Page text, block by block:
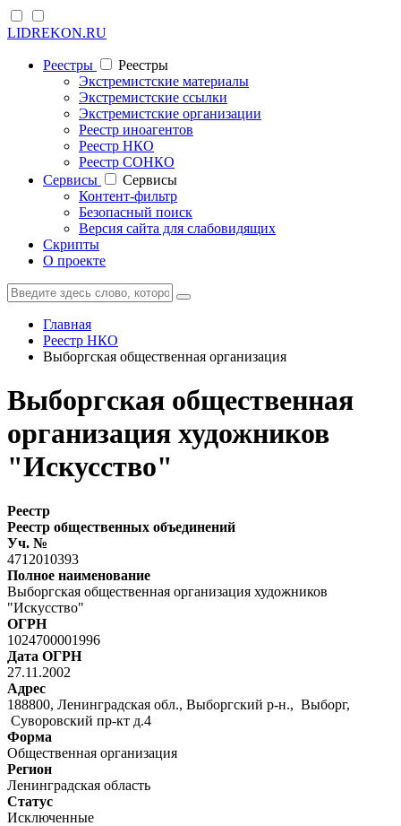
LIDREKON.RU
Реестры
Реестры
Экстремистские материалы
Экстремистские ссылки
Экстремистские организации
Реестр иноагентов
Реестр НКО
Реестр СОНКО
Cервисы
Cервисы
Контент-фильтр
Безопасный поиск
Версия сайта для слабовидящих
Скрипты
О проекте
Главная
Реестр НКО
Выборгская общественная организация
Выборгская общественная
организация художников
"Искусство"
Реестр
Реестр общественных объединений
Уч. №
4712010393
Полное наименование
Выборгская общественная организация художников
"Искусство"
ОГРН
1024700001996
Дата ОГРН
27.11.2002
Адрес
188800, Ленинградская обл., Выборгский р-н., Выборг,
Суворовский пр-кт д.4
Форма
Общественная организация
Регион
Ленинградская область
Статус
Исключенные